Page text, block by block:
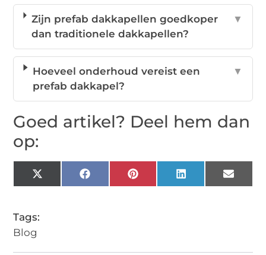
Zijn prefab dakkapellen goedkoper
dan traditionele dakkapellen?
▼
Hoeveel onderhoud vereist een
prefab dakkapel?
▼
Goed artikel? Deel hem dan
op:
X
(Twitter)
FacebookPinterestLinkedIn Email
Tags:
Blog